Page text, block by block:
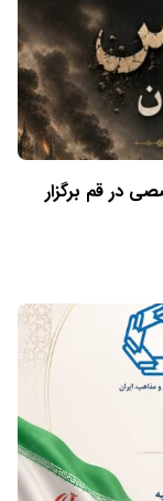
در قم برگزار